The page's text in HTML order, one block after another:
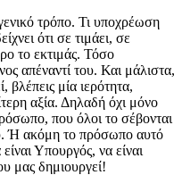
τρόπο. Τι υποχρέωση
ότι σε τιμάει, σε
το εκτιμάς. Τόσο
απέναντί του. Και μάλιστα,
μία ιερότητα,
αξία. Δηλαδή όχι μόνο
που όλοι το σέβονται
Ή ακόμη το πρόσωπο αυτό
Υπουργός, να είναι
μας δημιουργεί!